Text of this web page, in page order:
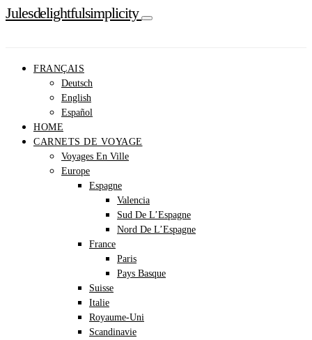
Julesdelightfulsimplicity
FRANÇAIS
Deutsch
English
Español
HOME
CARNETS DE VOYAGE
Voyages En Ville
Europe
Espagne
Valencia
Sud De L’Espagne
Nord De L’Espagne
France
Paris
Pays Basque
Suisse
Italie
Royaume-Uni
Scandinavie